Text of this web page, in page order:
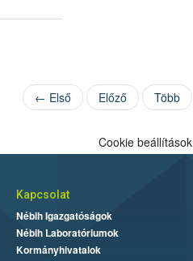
← Első Előző Több
Cookie beállítások
Kapcsolat
Nébih Igazgatóságok
Nébih Laboratóriumok
Kormányhivatalok